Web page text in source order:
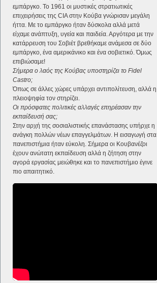
εμπάργκο. Το 1961 οι μυστικές στρατιωτικές
επιχειρήσεις της CIA στην Κούβα γνώρισαν μεγάλη
ήττα. Με το εμπάργκο ήταν δύσκολα αλλά μετά
είχαμε ανάπτυξη, υγεία και παιδεία. Αργότερα με την
κατάρρευση του Σοβιέτ βρεθήκαμε ανάμεσα σε δύο
εμπάργκο, ένα αμερικάνικο και ένα σοβιετικό. Όμως
επιβιώσαμε!
Σήμερα ο λαός της Κούβας υποστηρίζει το Fidel
Castro;
Όπως σε άλλες χώρες υπάρχει αντιπολίτευση, αλλά η
πλειοψηφία τον στηρίζει.
Οι πρόσφατες πολιτικές αλλαγές επηρέασαν την
εκπαίδευσή σας;
Στην αρχή της σοσιαλιστικής επανάστασης υπήρχε η
ανάγκη πολλών νέων επαγγελμάτων. Η εισαγωγή στα
πανεπιστήμια ήταν εύκολη. Σήμερα οι Κουβανέζοι
έχουν ανώτατη εκπαίδευση αλλά η ζήτηση στην
αγορά εργασίας μειώθηκε και το πανεπιστήμιο έγινε
πιο απαιτητικό.